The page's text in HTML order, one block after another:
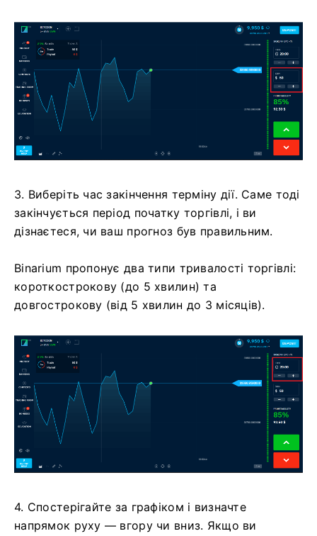
3. Виберіть час закінчення терміну дії. Саме тоді
закінчується період початку торгівлі, і ви
дізнаєтеся, чи ваш прогноз був правильним.
Binarium пропонує два типи тривалості торгівлі:
короткострокову (до 5 хвилин) та
довгострокову (від 5 хвилин до 3 місяців).
4. Спостерігайте за графіком і визначте
напрямок руху — вгору чи вниз. Якщо ви